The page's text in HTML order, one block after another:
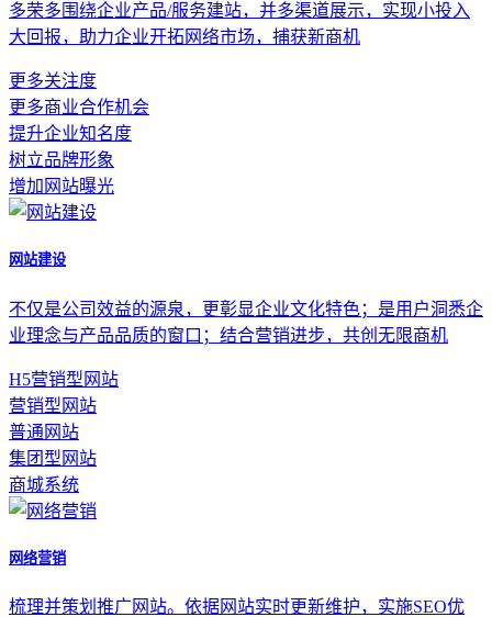
多荣多围绕企业产品/服务建站，并多渠道展示，实现小投入
大回报，助力企业开拓网络市场，捕获新商机
更多关注度
更多商业合作机会
提升企业知名度
树立品牌形象
增加网站曝光
网站建设
不仅是公司效益的源泉，更彰显企业文化特色；是用户洞悉企
业理念与产品品质的窗口；结合营销进步，共创无限商机
H5营销型网站
营销型网站
普通网站
集团型网站
商城系统
网络营销
梳理并策划推广网站。依据网站实时更新维护，实施SEO优